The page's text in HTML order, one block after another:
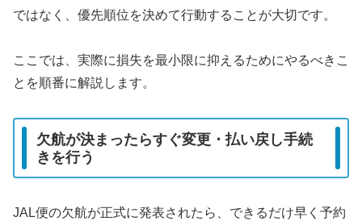
ではなく、優先順位を決めて行動することが大切です。
ここでは、実際に損失を最小限に抑えるためにやるべきこ
とを順番に解説します。
欠航が決まったらすぐ変更・払い戻し手続
きを行う
JAL便の欠航が正式に発表されたら、できるだけ早く予約